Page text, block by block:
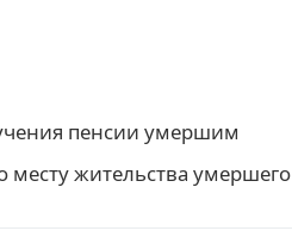
пенсии умершим
жительства умершего